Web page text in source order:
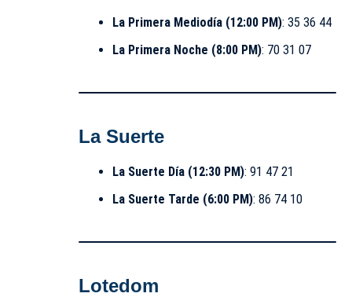
La Primera Mediodía (12:00 PM): 35 36 44
La Primera Noche (8:00 PM): 70 31 07
La Suerte
La Suerte Día (12:30 PM): 91 47 21
La Suerte Tarde (6:00 PM): 86 74 10
Lotedom